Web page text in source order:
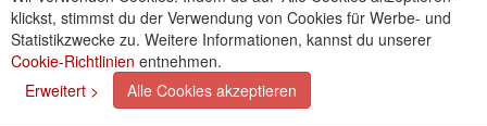
klickst, stimmst du der Verwendung von Cookies für Werbe- und
Statistikzwecke zu. Weitere Informationen, kannst du unserer
Cookie-Richtlinien entnehmen.
Erweitert >
Alle Cookies akzeptieren
Cookies einstellungen
Zahlungsarten